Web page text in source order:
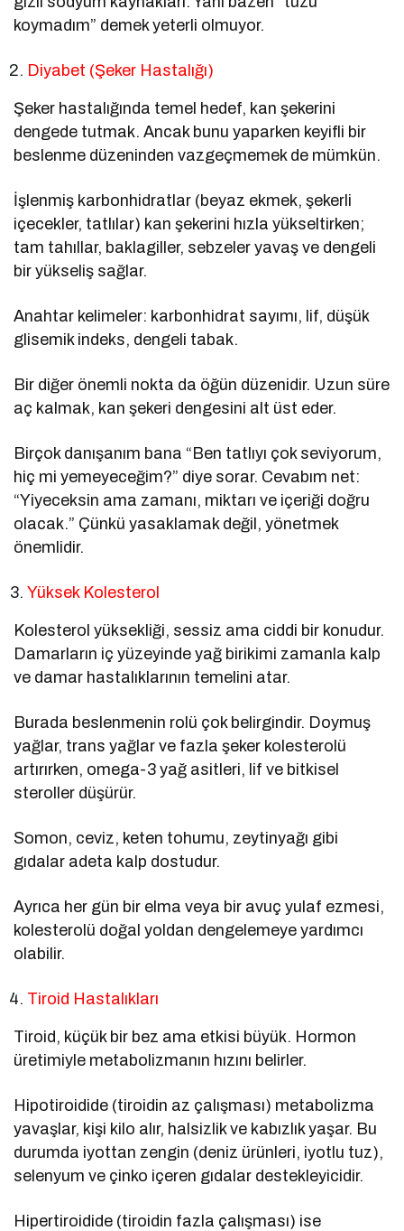
koymadım” demek yeterli olmuyor.
Diyabet (Şeker Hastalığı)
Şeker hastalığında temel hedef, kan şekerini
dengede tutmak. Ancak bunu yaparken keyifli bir
beslenme düzeninden vazgeçmemek de mümkün.
İşlenmiş karbonhidratlar (beyaz ekmek, şekerli
içecekler, tatlılar) kan şekerini hızla yükseltirken;
tam tahıllar, baklagiller, sebzeler yavaş ve dengeli
bir yükseliş sağlar.
Anahtar kelimeler: karbonhidrat sayımı, lif, düşük
glisemik indeks, dengeli tabak.
Bir diğer önemli nokta da öğün düzenidir. Uzun süre
aç kalmak, kan şekeri dengesini alt üst eder.
Birçok danışanım bana “Ben tatlıyı çok seviyorum,
hiç mi yemeyeceğim?” diye sorar. Cevabım net:
“Yiyeceksin ama zamanı, miktarı ve içeriği doğru
olacak.” Çünkü yasaklamak değil, yönetmek
önemlidir.
Yüksek Kolesterol
Kolesterol yüksekliği, sessiz ama ciddi bir konudur.
Damarların iç yüzeyinde yağ birikimi zamanla kalp
ve damar hastalıklarının temelini atar.
Burada beslenmenin rolü çok belirgindir. Doymuş
yağlar, trans yağlar ve fazla şeker kolesterolü
artırırken, omega-3 yağ asitleri, lif ve bitkisel
steroller düşürür.
Somon, ceviz, keten tohumu, zeytinyağı gibi
gıdalar adeta kalp dostudur.
Ayrıca her gün bir elma veya bir avuç yulaf ezmesi,
kolesterolü doğal yoldan dengelemeye yardımcı
olabilir.
Tiroid Hastalıkları
Tiroid, küçük bir bez ama etkisi büyük. Hormon
üretimiyle metabolizmanın hızını belirler.
Hipotiroidide (tiroidin az çalışması) metabolizma
yavaşlar, kişi kilo alır, halsizlik ve kabızlık yaşar. Bu
durumda iyottan zengin (deniz ürünleri, iyotlu tuz),
selenyum ve çinko içeren gıdalar destekleyicidir.
Hipertiroidide (tiroidin fazla çalışması) ise